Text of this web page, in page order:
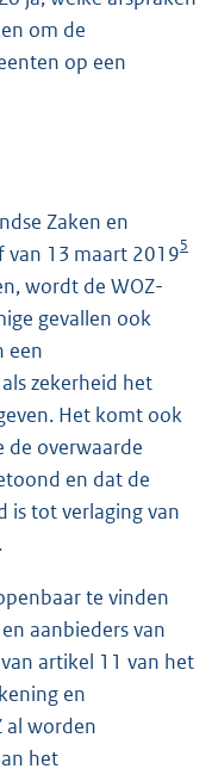
om de
op een
Zaken en
van 13 maart 20195
wordt de WOZ-
gevallen ook
een
zekerheid het
Het komt ook
de overwaarde
en dat de
is tot verlaging van
te vinden
en aanbieders van
artikel 11 van het
en
al worden
het